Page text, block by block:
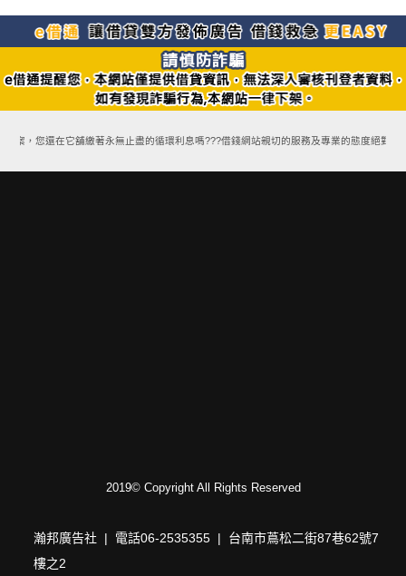
案，您還在它舖繳著永無止盡的循環利息嗎???借錢網站親切的服務及專業的態度絕對
2019© Copyright All Rights Reserved
瀚邦廣告社 | 電話06-2535355 | 台南市蔦松二街87巷62號7
樓之2